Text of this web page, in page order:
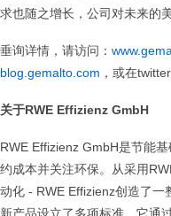
求也随之增长，公司对未来的
垂询详情，请访问：
blog.gemalto.com ，或在
关于RWE Effizienz GmbH
RWE Effizienz GmbH是节能
约成本并关注环保。从采用
动化 - RWE Effizienz创造了一